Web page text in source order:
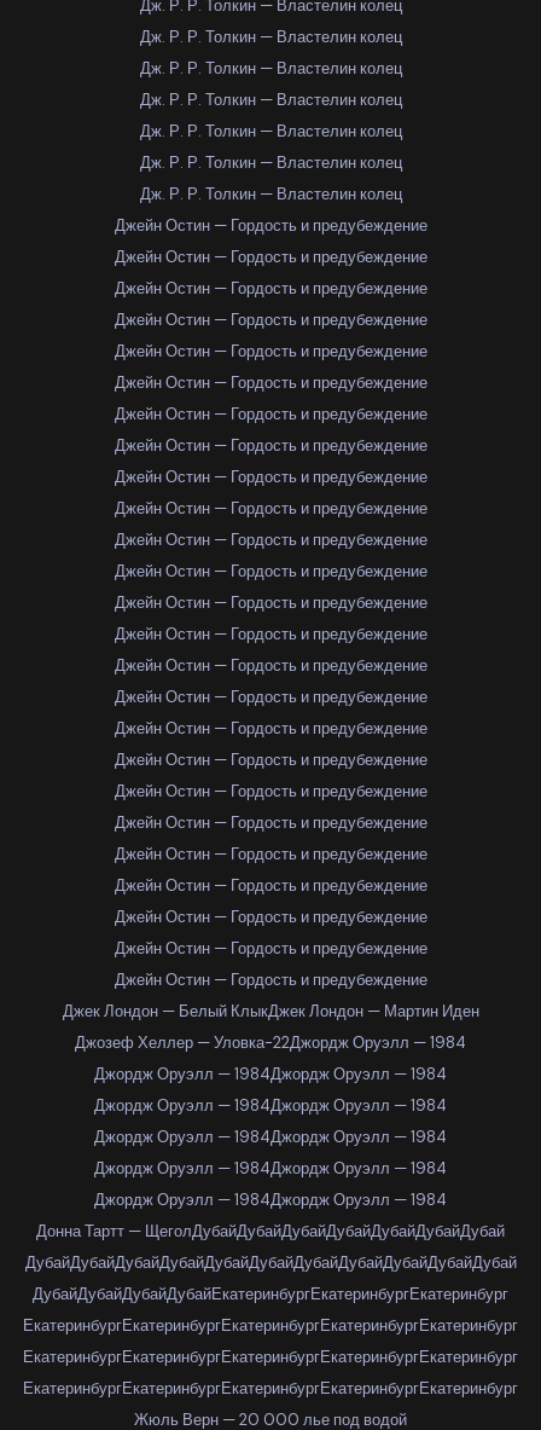
Дж. Р. Р. Толкин — Властелин колец
Дж. Р. Р. Толкин — Властелин колец
Дж. Р. Р. Толкин — Властелин колец
Дж. Р. Р. Толкин — Властелин колец
Дж. Р. Р. Толкин — Властелин колец
Дж. Р. Р. Толкин — Властелин колец
Дж. Р. Р. Толкин — Властелин колец
Джейн Остин — Гордость и предубеждение
Джейн Остин — Гордость и предубеждение
Джейн Остин — Гордость и предубеждение
Джейн Остин — Гордость и предубеждение
Джейн Остин — Гордость и предубеждение
Джейн Остин — Гордость и предубеждение
Джейн Остин — Гордость и предубеждение
Джейн Остин — Гордость и предубеждение
Джейн Остин — Гордость и предубеждение
Джейн Остин — Гордость и предубеждение
Джейн Остин — Гордость и предубеждение
Джейн Остин — Гордость и предубеждение
Джейн Остин — Гордость и предубеждение
Джейн Остин — Гордость и предубеждение
Джейн Остин — Гордость и предубеждение
Джейн Остин — Гордость и предубеждение
Джейн Остин — Гордость и предубеждение
Джейн Остин — Гордость и предубеждение
Джейн Остин — Гордость и предубеждение
Джейн Остин — Гордость и предубеждение
Джейн Остин — Гордость и предубеждение
Джейн Остин — Гордость и предубеждение
Джейн Остин — Гордость и предубеждение
Джейн Остин — Гордость и предубеждение
Джейн Остин — Гордость и предубеждение
Джек Лондон — Белый КлыкДжек Лондон — Мартин Иден
Джозеф Хеллер — Уловка-22Джордж Оруэлл — 1984
Джордж Оруэлл — 1984Джордж Оруэлл — 1984
Джордж Оруэлл — 1984Джордж Оруэлл — 1984
Джордж Оруэлл — 1984Джордж Оруэлл — 1984
Джордж Оруэлл — 1984Джордж Оруэлл — 1984
Джордж Оруэлл — 1984Джордж Оруэлл — 1984
Донна Тартт — ЩеголДубайДубайДубайДубайДубайДубайДубай
ДубайДубайДубайДубайДубайДубайДубайДубайДубайДубайДубай
ДубайДубайДубайДубайЕкатеринбургЕкатеринбургЕкатеринбург
ЕкатеринбургЕкатеринбургЕкатеринбургЕкатеринбургЕкатеринбург
ЕкатеринбургЕкатеринбургЕкатеринбургЕкатеринбургЕкатеринбург
ЕкатеринбургЕкатеринбургЕкатеринбургЕкатеринбургЕкатеринбург
Жюль Верн — 20 000 лье под водой